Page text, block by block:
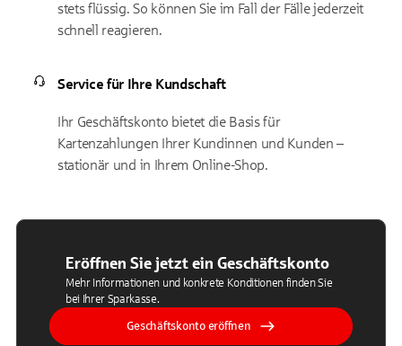
stets flüssig. So können Sie im Fall der Fälle jederzeit
schnell reagieren.
Service für Ihre Kundschaft
Ihr Geschäftskonto bietet die Basis für
Kartenzahlungen Ihrer Kundinnen und Kunden –
stationär und in Ihrem Online-Shop.
Eröffnen Sie jetzt ein Geschäftskonto
Mehr Informationen und konkrete Konditionen finden Sie
bei Ihrer Sparkasse.
Geschäftskonto eröffnen